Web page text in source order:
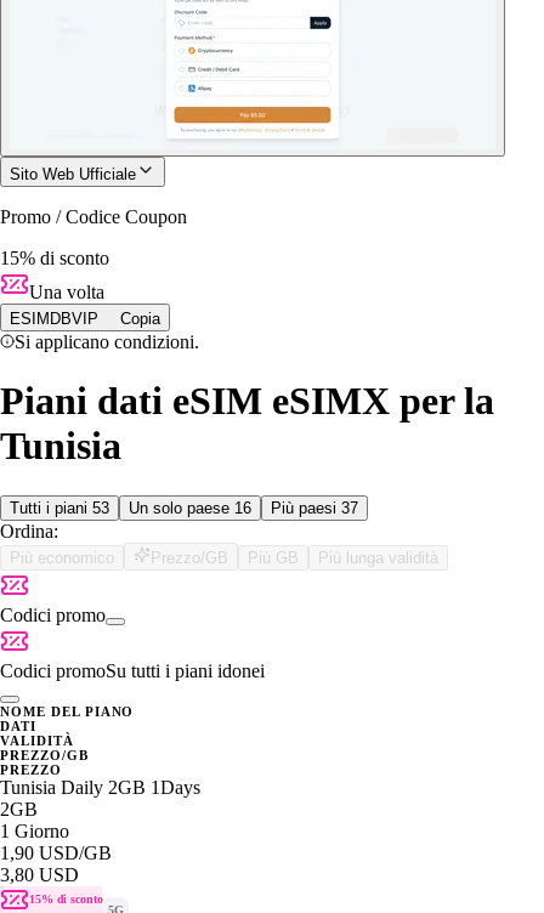
Sito Web Ufficiale
Promo / Codice Coupon
15% di sconto
Una volta
ESIMDBVIP Copia
Si applicano condizioni.
Piani dati eSIM eSIMX per la
Tunisia
Tutti i piani 53 Un solo paese 16 Più paesi 37
Ordina:
Più economico Prezzo/GB Più GB Più lunga validità
Codici promo
Codici promoSu tutti i piani idonei
NOME DEL PIANO
DATI
VALIDITÀ
PREZZO/GB
PREZZO
Tunisia Daily 2GB 1Days
2GB
1 Giorno
1,90 USD/GB
3,80 USD
15% di sconto
5G